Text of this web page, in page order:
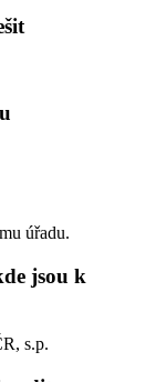
úřadu.
jsou k
s.p.